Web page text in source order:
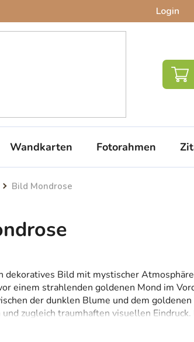
Login
Wandkarten Fotorahmen
Bild Mondrose
dekoratives Bild mit mystischer
einem strahlenden goldenen Mond im
der dunklen Blume und dem
zugleich traumhaften visuellen
gut in modernen, gedämpften